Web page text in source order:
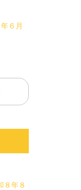
６月
年８